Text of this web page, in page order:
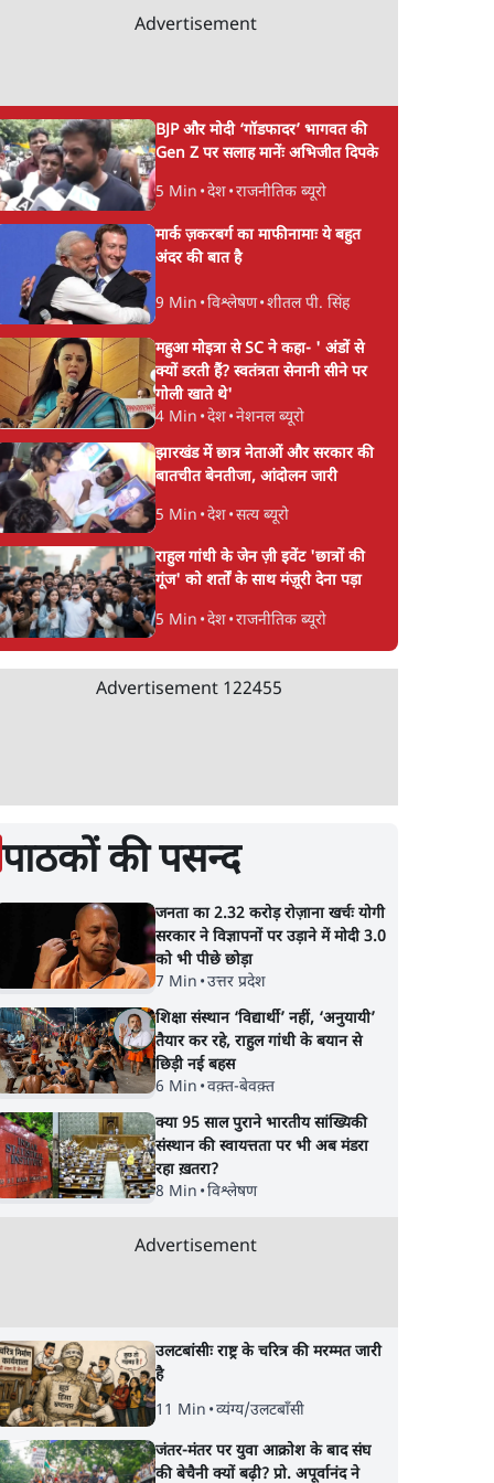
Advertisement
BJP और मोदी ‘गॉडफादर’ भागवत की
Gen Z पर सलाह मानेंः अभिजीत दिपके
5 Min •देश•राजनीतिक ब्यूरो
मार्क ज़करबर्ग का माफीनामाः ये बहुत
अंदर की बात है
9 Min •विश्लेषण•शीतल पी. सिंह
महुआ मोइत्रा से SC ने कहा- ' अंडों से
क्यों डरती हैं? स्वतंत्रता सेनानी सीने पर
गोली खाते थे'
4 Min •देश•नेशनल ब्यूरो
झारखंड में छात्र नेताओं और सरकार की
बातचीत बेनतीजा, आंदोलन जारी
5 Min •देश•सत्य ब्यूरो
राहुल गांधी के जेन ज़ी इवेंट 'छात्रों की
गूंज' को शर्तों के साथ मंज़ूरी देना पड़ा
5 Min •देश•राजनीतिक ब्यूरो
Advertisement 122455
पाठकों की पसन्द
जनता का 2.32 करोड़ रोज़ाना खर्चः योगी
सरकार ने विज्ञापनों पर उड़ाने में मोदी 3.0
को भी पीछे छोड़ा
7 Min •उत्तर प्रदेश
शिक्षा संस्थान ‘विद्यार्थी’ नहीं, ‘अनुयायी’
तैयार कर रहे, राहुल गांधी के बयान से
छिड़ी नई बहस
6 Min •वक़्त-बेवक़्त
क्या 95 साल पुराने भारतीय सांख्यिकी
संस्थान की स्वायत्तता पर भी अब मंडरा
रहा ख़तरा?
8 Min •विश्लेषण
Advertisement
उलटबांसीः राष्ट्र के चरित्र की मरम्मत जारी
है
11 Min •व्यंग्य/उलटबाँसी
जंतर-मंतर पर युवा आक्रोश के बाद संघ
की बेचैनी क्यों बढ़ी? प्रो. अपूर्वानंद ने